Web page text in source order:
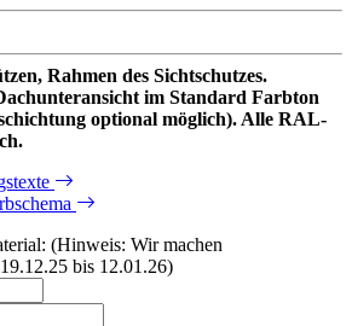
Rahmen des Sichtschutzes.
im Standard Farbton
optional möglich). Alle RAL-
(Hinweis: Wir machen
bis 12.01.26)